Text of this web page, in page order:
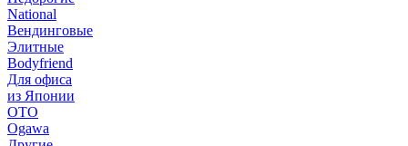
National
Вендинговые
Элитные
Bodyfriend
Для офиса
из Японии
OTO
Ogawa